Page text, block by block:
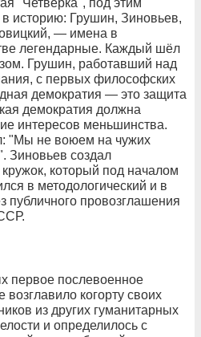
историю: Грушин, Зиновьев,
— имена в
легендарные. Каждый шёл
Грушин, работавший над
с первых философских
демократия — это защита
демократия должна
интересов меньшинства.
"Мы не воюем на чужих
Зиновьев создал
который под началом
в методологический и в
публичного провозглашения
первое послевоенное
когорту своих
из других гуманитарных
и определилось с